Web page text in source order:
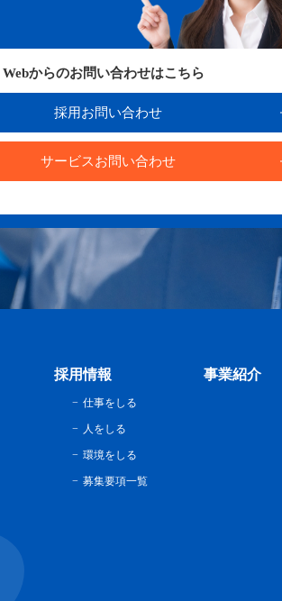
Webからのお問い合わせはこちら
採用お問い合わせ
サービスお問い合わせ
採用情報
仕事をしる
人をしる
環境をしる
募集要項一覧
事業紹介